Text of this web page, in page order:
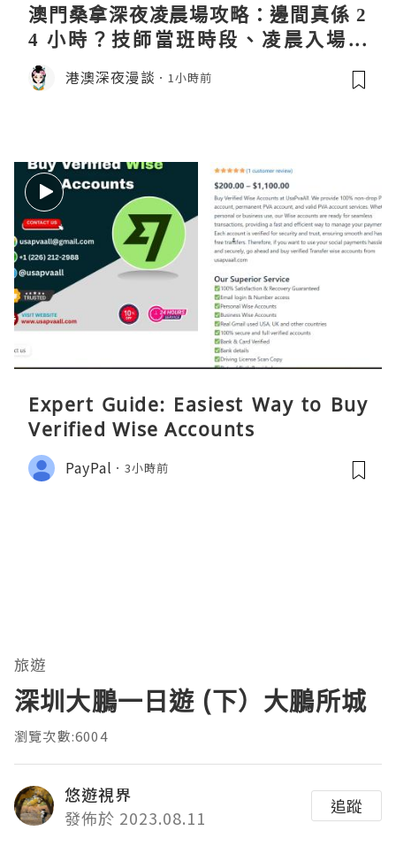
澳門桑拿深夜凌晨場攻略：邊間真係 2
4 小時？技師當班時段、凌晨入場流
程、過夜安排一次過講清
港澳深夜漫談 1小時前
Expert Guide: Easiest Way to Buy
Verified Wise Accounts
PayPal 3小時前
旅遊
深圳大鵬一日遊 (下）大鵬所城
瀏覽次數:6004
悠遊視界
發佈於 2023.08.11
追蹤